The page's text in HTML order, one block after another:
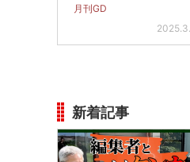
月刊GD
新着記事